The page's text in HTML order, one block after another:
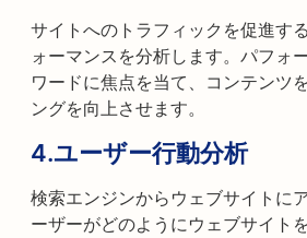
サイトへのトラフィックを促進す
ォーマンスを分析します。パフォ
ワードに焦点を当て、コンテンツ
ングを向上させます。
4.ユーザー行動分析
検索エンジンからウェブサイトに
ーザーがどのようにウェブサイト